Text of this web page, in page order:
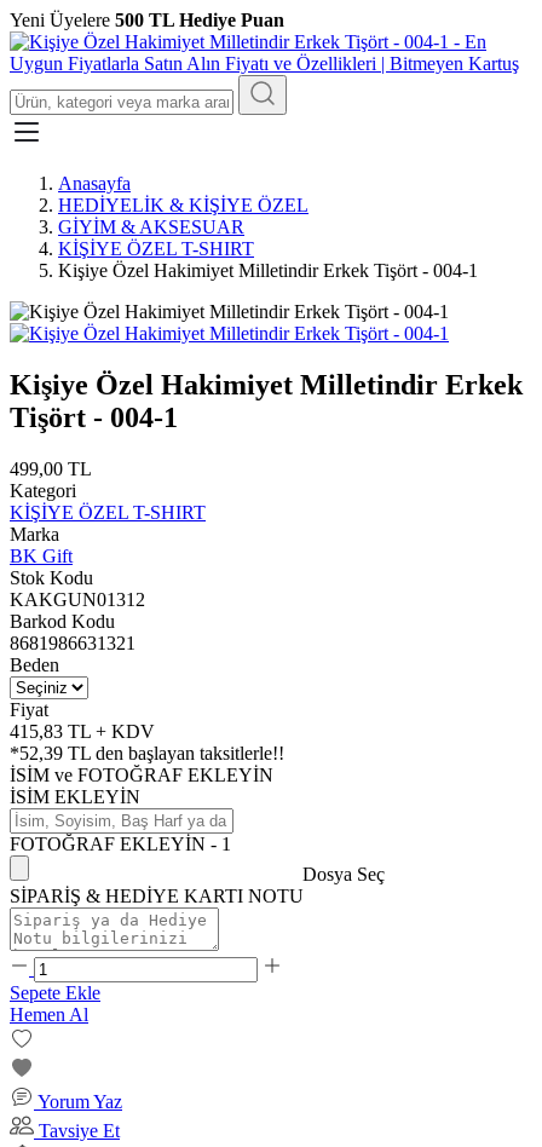
Yeni Üyelere 500 TL Hediye Puan
Anasayfa
HEDİYELİK & KİŞİYE ÖZEL
GİYİM & AKSESUAR
KİŞİYE ÖZEL T-SHIRT
Kişiye Özel Hakimiyet Milletindir Erkek Tişört - 004-1
Kişiye Özel Hakimiyet Milletindir Erkek
Tişört - 004-1
499,00 TL
Kategori
KİŞİYE ÖZEL T-SHIRT
Marka
BK Gift
Stok Kodu
KAKGUN01312
Barkod Kodu
8681986631321
Beden
Fiyat
415,83 TL + KDV
*52,39 TL den başlayan taksitlerle!!
İSİM ve FOTOĞRAF EKLEYİN
İSİM EKLEYİN
FOTOĞRAF EKLEYİN - 1
Dosya Seç
SİPARİŞ & HEDİYE KARTI NOTU
Sepete Ekle
Hemen Al
Yorum Yaz
Tavsiye Et